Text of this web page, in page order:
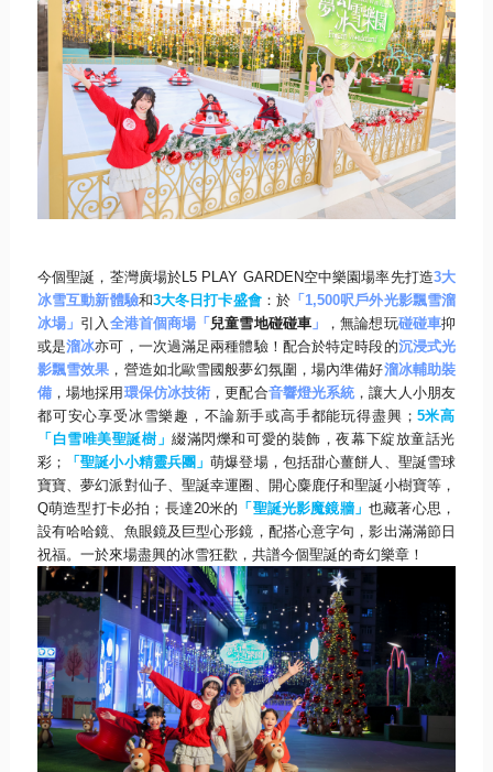
今個聖誕，荃灣廣場於L5 PLAY GARDEN空中樂園場率先打造3大
冰雪互動新體驗和3大冬日打卡盛會：於 「1,500呎 戶外光影飄雪溜
冰場」 引入 全港首個商場 「兒童雪地碰碰車 」 ，無論想玩碰碰車抑
或是溜冰亦可， 一次過滿足兩種體驗！配合於特定時段的沉浸式光
影飄雪效果 ， 營造如北歐雪國般夢幻氛圍，場內準備好溜冰輔助裝
備 ，場地採用環保仿冰技術 ，更配合音響燈光系統 ，讓大人小朋友
都可安心享受冰雪樂趣， 不論新手或高手都能玩得盡興； 5米高
「白雪唯美聖誕樹」綴滿閃爍和可愛的裝飾，夜幕下綻放童話光
彩；
「聖誕小小精靈兵團」萌爆登場，包括甜心薑餅人、聖誕雪球
寶寶、夢幻派對仙子、聖誕幸運圈、 開心麋鹿仔和聖誕小樹寶等，
Q萌造型打卡必拍；長達20米的 「聖誕光影魔鏡牆」也藏著心思，
設有哈哈鏡、魚眼鏡及巨型心形鏡， 配搭心意字句，影出滿滿節日
祝福。一於來場盡興的冰雪狂歡， 共譜今個聖誕的奇幻樂章！